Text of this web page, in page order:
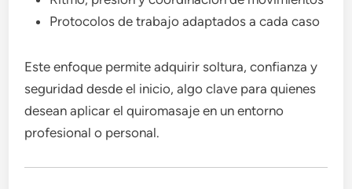
Protocolos de trabajo adaptados a cada caso
Este enfoque permite adquirir soltura, confianza y
seguridad desde el inicio, algo clave para quienes
desean aplicar el quiromasaje en un entorno
profesional o personal.